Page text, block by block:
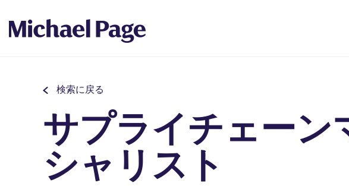
検索に戻る
サプライチェーン
シャリスト